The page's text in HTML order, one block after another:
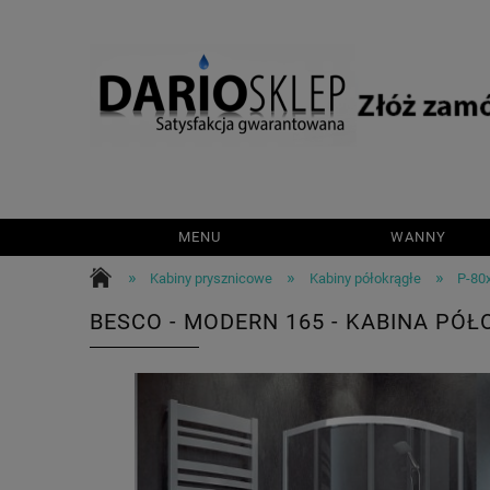
MENU WANNY
» Kabiny prysznicowe » Kabiny półokrągłe » P-
BESCO - MODERN 165 - KABINA